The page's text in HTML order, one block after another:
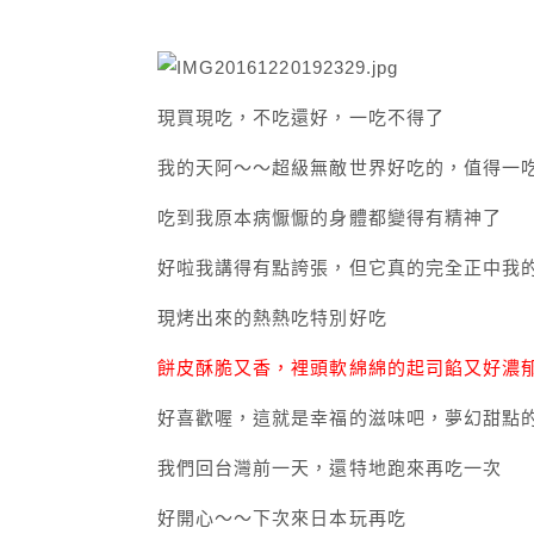
現買現吃，不吃還好，一吃不得了
我的天阿～～超級無敵世界好吃的，值得一
吃到我原本病懨懨的身體都變得有精神了
好啦我講得有點誇張，但它真的完全正中我
現烤出來的熱熱吃特別好吃
餅皮酥脆又香，裡頭軟綿綿的起司餡又好濃
好喜歡喔，這就是幸福的滋味吧，夢幻甜點
我們回台灣前一天，還特地跑來再吃一次
好開心～～下次來日本玩再吃